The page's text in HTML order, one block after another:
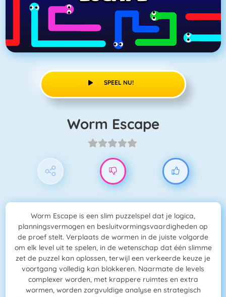
SPEEL NU!
Worm Escape
Worm Escape is een slim puzzelspel dat je logica,
planningsvermogen en besluitvormingsvaardigheden op
de proef stelt. Verplaats de wormen in de juiste volgorde
om elk level uit te spelen, in de wetenschap dat één slimme
zet de puzzel kan oplossen, terwijl een verkeerde keuze je
voortgang volledig kan blokkeren. Naarmate de levels
complexer worden, met krappere ruimtes en extra
wormen, worden zorgvuldige analyse en strategisch